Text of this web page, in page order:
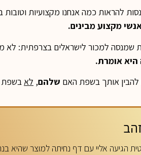
להראות כמה אנחנו מקצועיות וטובות
מקצוע מבינים.
שמנסה למכור לישראלים בצרפתית: לא
היא אומרת.
להבין אותך בשפת האם שלהם, לא
הגיעה אליי עם דף נחיתה למוצר